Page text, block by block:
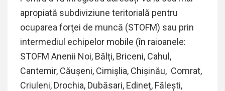
apropiată subdiviziune teritorială pentru
ocuparea forţei de muncă (STOFM) sau prin
intermediul echipelor mobile (în raioanele:
STOFM Anenii Noi, Bălți, Briceni, Cahul,
Cantemir, Căușeni, Cimișlia, Chișinău, Comrat,
Criuleni, Drochia, Dubăsari, Edineț, Fălești,